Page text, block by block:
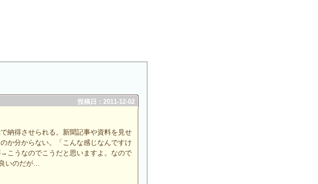
投稿日：2011-12-02
納得させられる。新聞記事や資料を見せ
か分からない。「こんな感じなんですけ
こうなのでこうだと思いますよ。なので
いのだが…